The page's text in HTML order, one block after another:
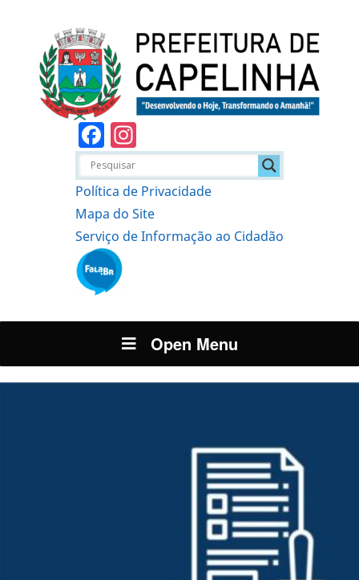
Facebook
Política de Privacidade
Mapa do Site
Serviço de Informação ao Cidadão
Open Menu